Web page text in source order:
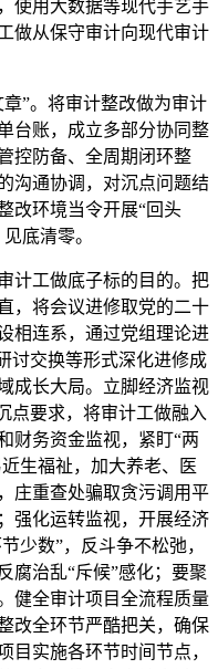
使用大数据等现代手艺手
做从保守审计向现代审计
”。将审计整改做为审计
台账，成立多部分协同整
控防备、全周期闭环整
沟通协调，对沉点问题结
改环境当令开展“回头
底清零。
工做底子标的目的。把
，将会议进修取党的二十
相连系，通过党组理论进
讨交换等形式深化进修成
成长大局。立脚经济监视
点要求，将审计工做融入
财务资金监视，紧盯“两
生福祉，加大养老、医
庄重查处骗取贪污调用平
强化运转监视，开展经济
少数”，反斗争不松弛，
腐治乱“斥候”感化；要聚
健全审计项目全流程质量
改全环节严酷把关，确保
目实施各环节时间节点，